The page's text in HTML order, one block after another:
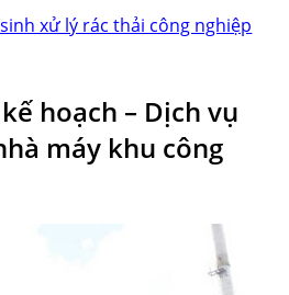
xử lý rác thải công nghiệp
hoạch – Dịch vụ
máy khu công